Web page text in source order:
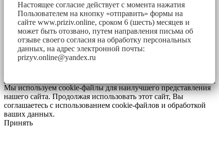
Настоящее согласие действует с момента нажатия
Пользователем на кнопку «отправить» формы на
сайте www.priziv.online, сроком 6 (шесть) месяцев и
может быть отозвано, путем направления письма об
отзыве своего согласия на обработку персональных
данных, на адрес электронной почты:
prizyv.online@yandex.ru
Мы используем cookie-файлы для наилучшего представления
нашего сайта. Продолжая использовать этот сайт, Вы
соглашаетесь с использованием cookie-файлов и обработкой
ваших данных.
Принять